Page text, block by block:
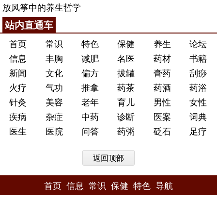
放风筝中的养生哲学
站内直通车
首页 常识 特色 保健 养生
论坛
信息
丰胸 减肥 名医 药材
书籍
新闻
文化 偏方 拔罐 膏药
刮痧
火疗
气功 推拿 药茶 药酒
药浴
针灸
美容 老年 育儿 男性
女性
疾病
杂症 中药 诊断 医案
词典
医生
医院 问答 药粥 砭石 足疗
返回顶部
首页 信息 常识 保健 特色 导航